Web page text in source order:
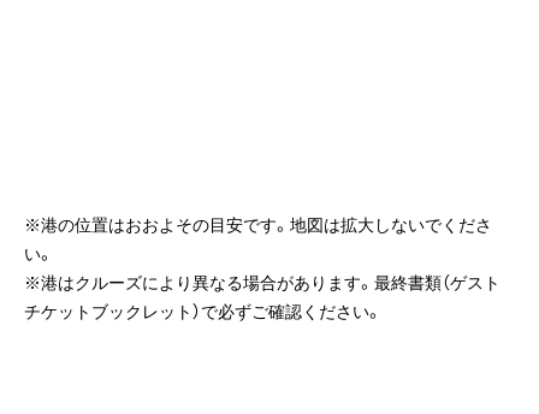
※港の位置はおおよその目安です。地図は拡大しないでくださ
い。
※港はクルーズにより異なる場合があります。最終書類（ゲスト
チケットブックレット）で必ずご確認ください。